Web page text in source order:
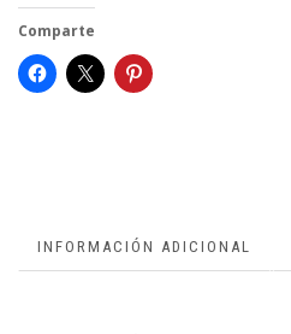
Comparte
INFORMACIÓN ADICIONAL